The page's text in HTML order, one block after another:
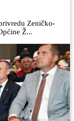
Zeničko-
Ž...